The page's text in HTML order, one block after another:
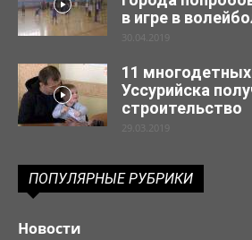
в игре в
30.04.2019
11
Уссурийска
строительство
29.03.2019
ПОПУЛЯРНЫЕ РУБРИКИ
Новости